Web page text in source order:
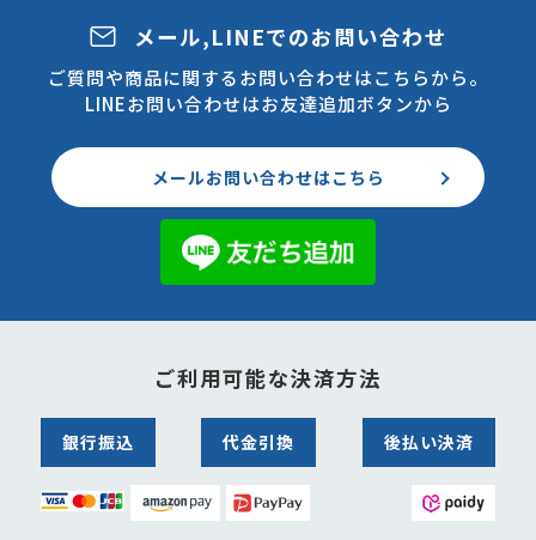
メール,LINEでのお問い合わせ
ご質問や商品に関するお問い合わせはこちらから。
LINEお問い合わせはお友達追加ボタンから
メールお問い合わせはこちら
ご利用可能な決済方法
銀行振込 代金引換 後払い決済